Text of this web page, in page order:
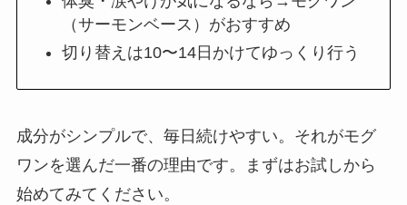
（サーモンベース）がおすすめ
切り替えは10〜14日かけてゆっくり行う
成分がシンプルで、毎日続けやすい。それがモグ
ワンを選んだ一番の理由です。まずはお試しから
始めてみてください。